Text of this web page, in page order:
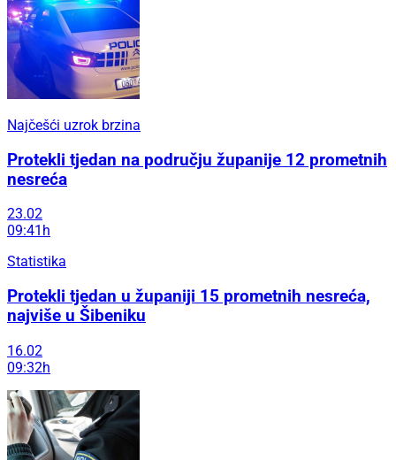
Najčešći uzrok brzina
Protekli tjedan na području županije 12 prometnih
nesreća
23.02
09:41h
Statistika
Protekli tjedan u županiji 15 prometnih nesreća,
najviše u Šibeniku
16.02
09:32h